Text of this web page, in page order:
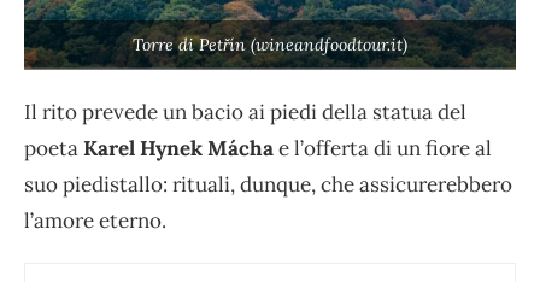
Torre di Petřín (wineandfoodtour.it)
Il rito prevede un bacio ai piedi della statua del
poetaKarel Hynek Máchae l’offerta di un fiore al
suo piedistallo: rituali, dunque, che assicurerebbero
l’amore eterno.